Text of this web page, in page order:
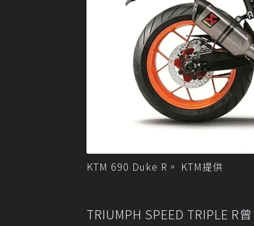
KTM 690 Duke R。 KTM提供
TRIUMPH SPEED TRIPLE